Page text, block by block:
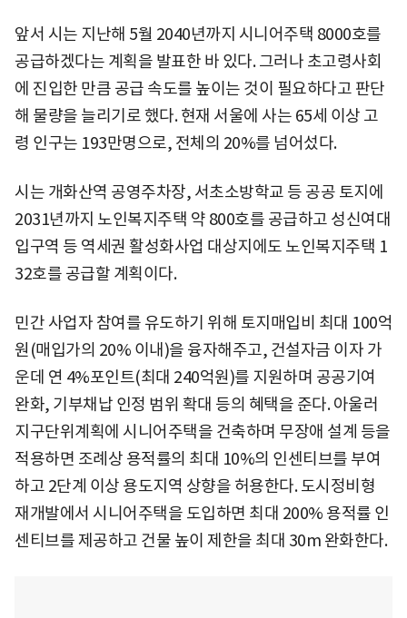
앞서 시는 지난해 5월 2040년까지 시니어주택 8000호를
공급하겠다는 계획을 발표한 바 있다. 그러나 초고령사회
에 진입한 만큼 공급 속도를 높이는 것이 필요하다고 판단
해 물량을 늘리기로 했다. 현재 서울에 사는 65세 이상 고
령 인구는 193만명으로, 전체의 20%를 넘어섰다.
시는 개화산역 공영주차장, 서초소방학교 등 공공 토지에
2031년까지 노인복지주택 약 800호를 공급하고 성신여대
입구역 등 역세권 활성화사업 대상지에도 노인복지주택 1
32호를 공급할 계획이다.
민간 사업자 참여를 유도하기 위해 토지매입비 최대 100억
원(매입가의 20% 이내)을 융자해주고, 건설자금 이자 가
운데 연 4%포인트(최대 240억원)를 지원하며 공공기여
완화, 기부채납 인정 범위 확대 등의 혜택을 준다. 아울러
지구단위계획에 시니어주택을 건축하며 무장애 설계 등을
적용하면 조례상 용적률의 최대 10%의 인센티브를 부여
하고 2단계 이상 용도지역 상향을 허용한다. 도시정비형
재개발에서 시니어주택을 도입하면 최대 200% 용적률 인
센티브를 제공하고 건물 높이 제한을 최대 30m 완화한다.